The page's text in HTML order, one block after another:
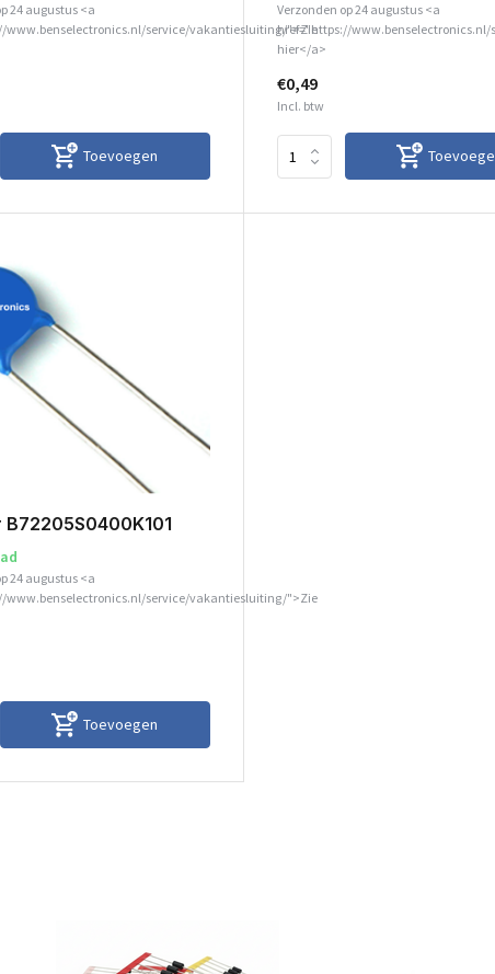
24 augustus <a
www.benselectronics.nl/service/vakantiesluiting/">Zie
Toevoegen
Verzonden op 24 augustus <a
href="https://
hier</a>
€0,49
Incl. btw
24 augustus <a
www.benselectronics.nl/service/vakantiesluiting/">Zie
Toevoegen